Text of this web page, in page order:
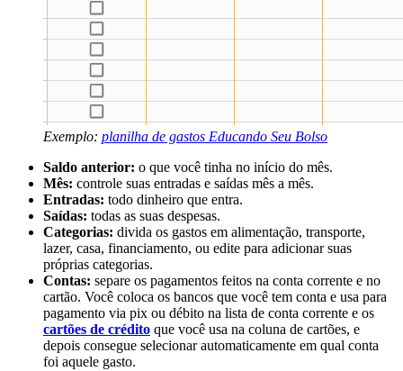
Exemplo: planilha de gastos Educando Seu Bolso
Saldo anterior: o que você tinha no início do mês.
Mês: controle suas entradas e saídas mês a mês.
Entradas: todo dinheiro que entra.
Saídas: todas as suas despesas.
Categorias: divida os gastos em alimentação, transporte,
lazer, casa, financiamento, ou edite para adicionar suas
próprias categorias.
Contas: separe os pagamentos feitos na conta corrente e no
cartão. Você coloca os bancos que você tem conta e usa para
pagamento via pix ou débito na lista de conta corrente e os
cartões de crédito que você usa na coluna de cartões, e
depois consegue selecionar automaticamente em qual conta
foi aquele gasto.